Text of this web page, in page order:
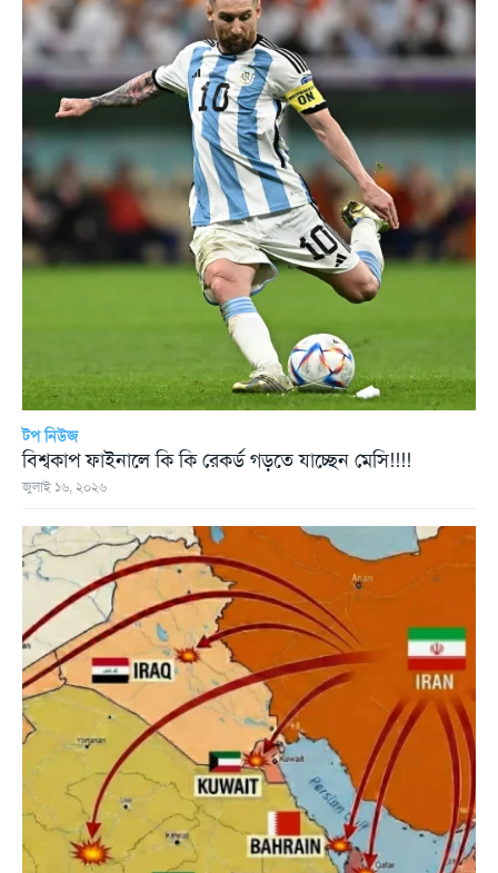
টপ নিউজ
বিশ্বকাপ ফাইনালে কি কি রেকর্ড গড়তে যাচ্ছেন মেসি!!!!
জুলাই ১৬, ২০২৬